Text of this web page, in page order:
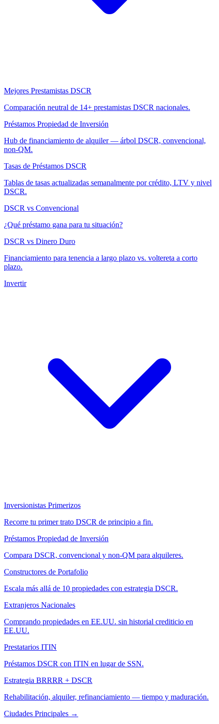
Mejores Prestamistas DSCR
Comparación neutral de 14+ prestamistas DSCR nacionales.
Préstamos Propiedad de Inversión
Hub de financiamiento de alquiler — árbol DSCR, convencional,
non-QM.
Tasas de Préstamos DSCR
Tablas de tasas actualizadas semanalmente por crédito, LTV y nivel
DSCR.
DSCR vs Convencional
¿Qué préstamo gana para tu situación?
DSCR vs Dinero Duro
Financiamiento para tenencia a largo plazo vs. voltereta a corto
plazo.
Invertir
Inversionistas Primerizos
Recorre tu primer trato DSCR de principio a fin.
Préstamos Propiedad de Inversión
Compara DSCR, convencional y non-QM para alquileres.
Constructores de Portafolio
Escala más allá de 10 propiedades con estrategia DSCR.
Extranjeros Nacionales
Comprando propiedades en EE.UU. sin historial crediticio en
EE.UU.
Prestatarios ITIN
Préstamos DSCR con ITIN en lugar de SSN.
Estrategia BRRRR + DSCR
Rehabilitación, alquiler, refinanciamiento — tiempo y maduración.
Ciudades Principales →